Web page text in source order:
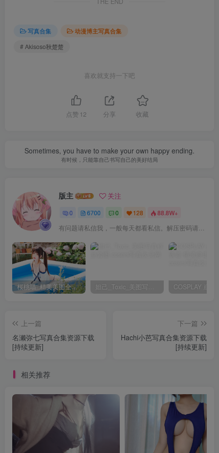
写真合集
动漫博主写真合集
# Akisoso秋楚楚
喜欢就支持一下吧
点赞 12 分享 收藏
Sometimes, you have to make your own happy ending.
有时候，只能靠自己书写自己的美好结局
版主 关注
0 6700 0 128 88.8W+
有问题请私信我，一般每天都看私信。解压密码请一律以下载按钮旁边的为准！
桜桃喵_精美美图全部写真作品合集|持续更新 妲己_Toxic_美图写真作品套图
上一篇
名濑弥七写真合集资源下载
[持续更新]
下一篇
Hachi小芭写真合集资源下载
[持续更新]
相关推荐